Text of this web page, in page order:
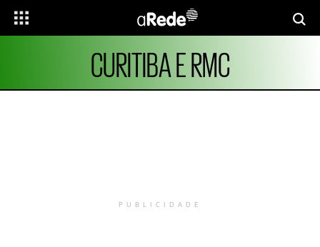
CURITIBA E RMC
PUBLICIDADE